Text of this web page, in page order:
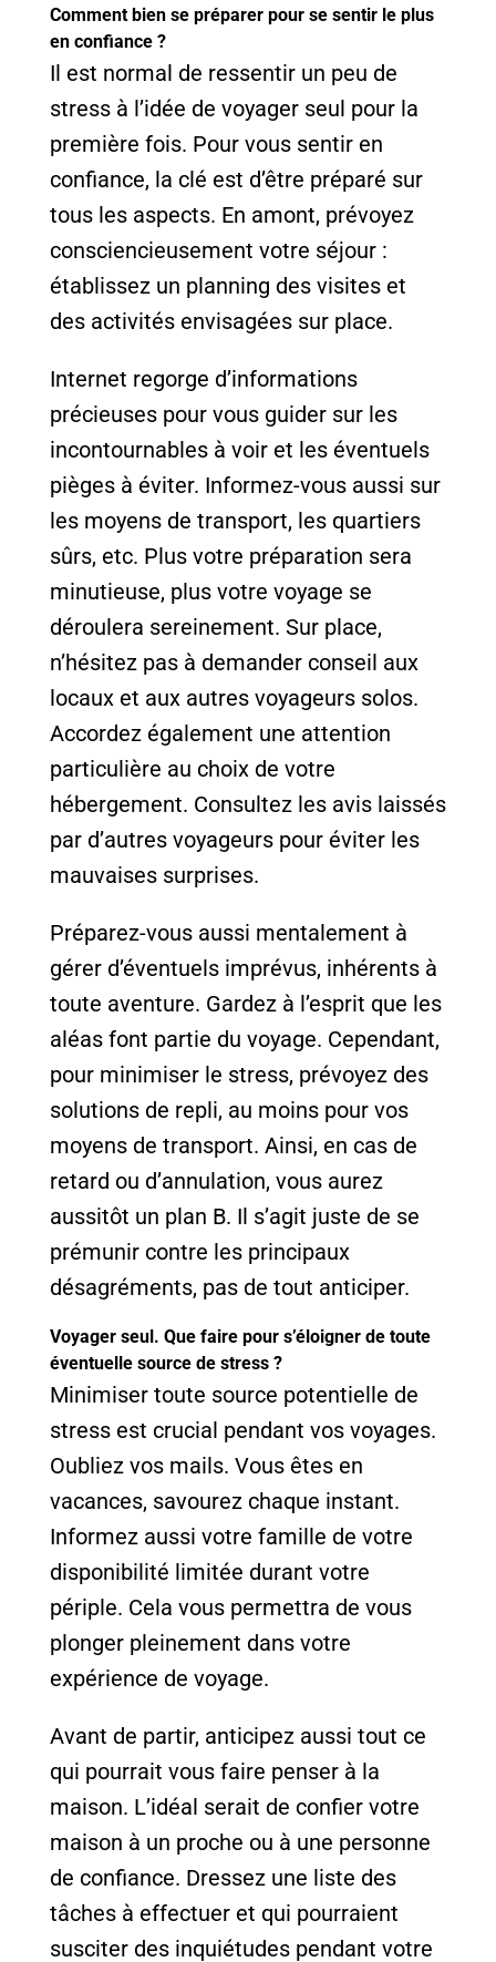
Comment bien se préparer pour se sentir le plus
en confiance ?
Il est normal de ressentir un peu de
stress à l’idée de voyager seul pour la
première fois. Pour vous sentir en
confiance, la clé est d’être préparé sur
tous les aspects. En amont, prévoyez
consciencieusement votre séjour :
établissez un planning des visites et
des activités envisagées sur place.
Internet regorge d’informations
précieuses pour vous guider sur les
incontournables à voir et les éventuels
pièges à éviter. Informez-vous aussi sur
les moyens de transport, les quartiers
sûrs, etc. Plus votre préparation sera
minutieuse, plus votre voyage se
déroulera sereinement. Sur place,
n’hésitez pas à demander conseil aux
locaux et aux autres voyageurs solos.
Accordez également une attention
particulière au choix de votre
hébergement. Consultez les avis laissés
par d’autres voyageurs pour éviter les
mauvaises surprises.
Préparez-vous aussi mentalement à
gérer d’éventuels imprévus, inhérents à
toute aventure. Gardez à l’esprit que les
aléas font partie du voyage. Cependant,
pour minimiser le stress, prévoyez des
solutions de repli, au moins pour vos
moyens de transport. Ainsi, en cas de
retard ou d’annulation, vous aurez
aussitôt un plan B. Il s’agit juste de se
prémunir contre les principaux
désagréments, pas de tout anticiper.
Voyager seul. Que faire pour s’éloigner de toute
éventuelle source de stress ?
Minimiser toute source potentielle de
stress est crucial pendant vos voyages.
Oubliez vos mails. Vous êtes en
vacances, savourez chaque instant.
Informez aussi votre famille de votre
disponibilité limitée durant votre
périple. Cela vous permettra de vous
plonger pleinement dans votre
expérience de voyage.
Avant de partir, anticipez aussi tout ce
qui pourrait vous faire penser à la
maison. L’idéal serait de confier votre
maison à un proche ou à une personne
de confiance. Dressez une liste des
tâches à effectuer et qui pourraient
susciter des inquiétudes pendant votre